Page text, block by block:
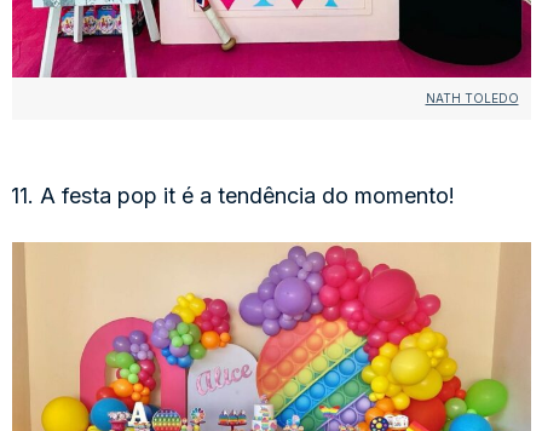
NATH TOLEDO
11. A festa pop it é a tendência do momento!